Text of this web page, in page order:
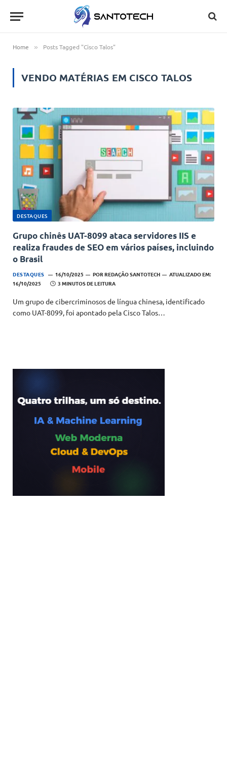
Home » Posts Tagged "Cisco Talos"
VENDO MATÉRIAS EM CISCO TALOS
DESTAQUES
Grupo chinês UAT-8099 ataca servidores IIS e
realiza fraudes de SEO em vários países, incluindo
o Brasil
DESTAQUES 16/10/2025 POR REDAÇÃO SANTOTECH
ATUALIZADO EM:
16/10/2025
3 MINUTOS DE LEITURA
Um grupo de cibercriminosos de língua chinesa, identificado
como UAT-8099, foi apontado pela Cisco Talos…